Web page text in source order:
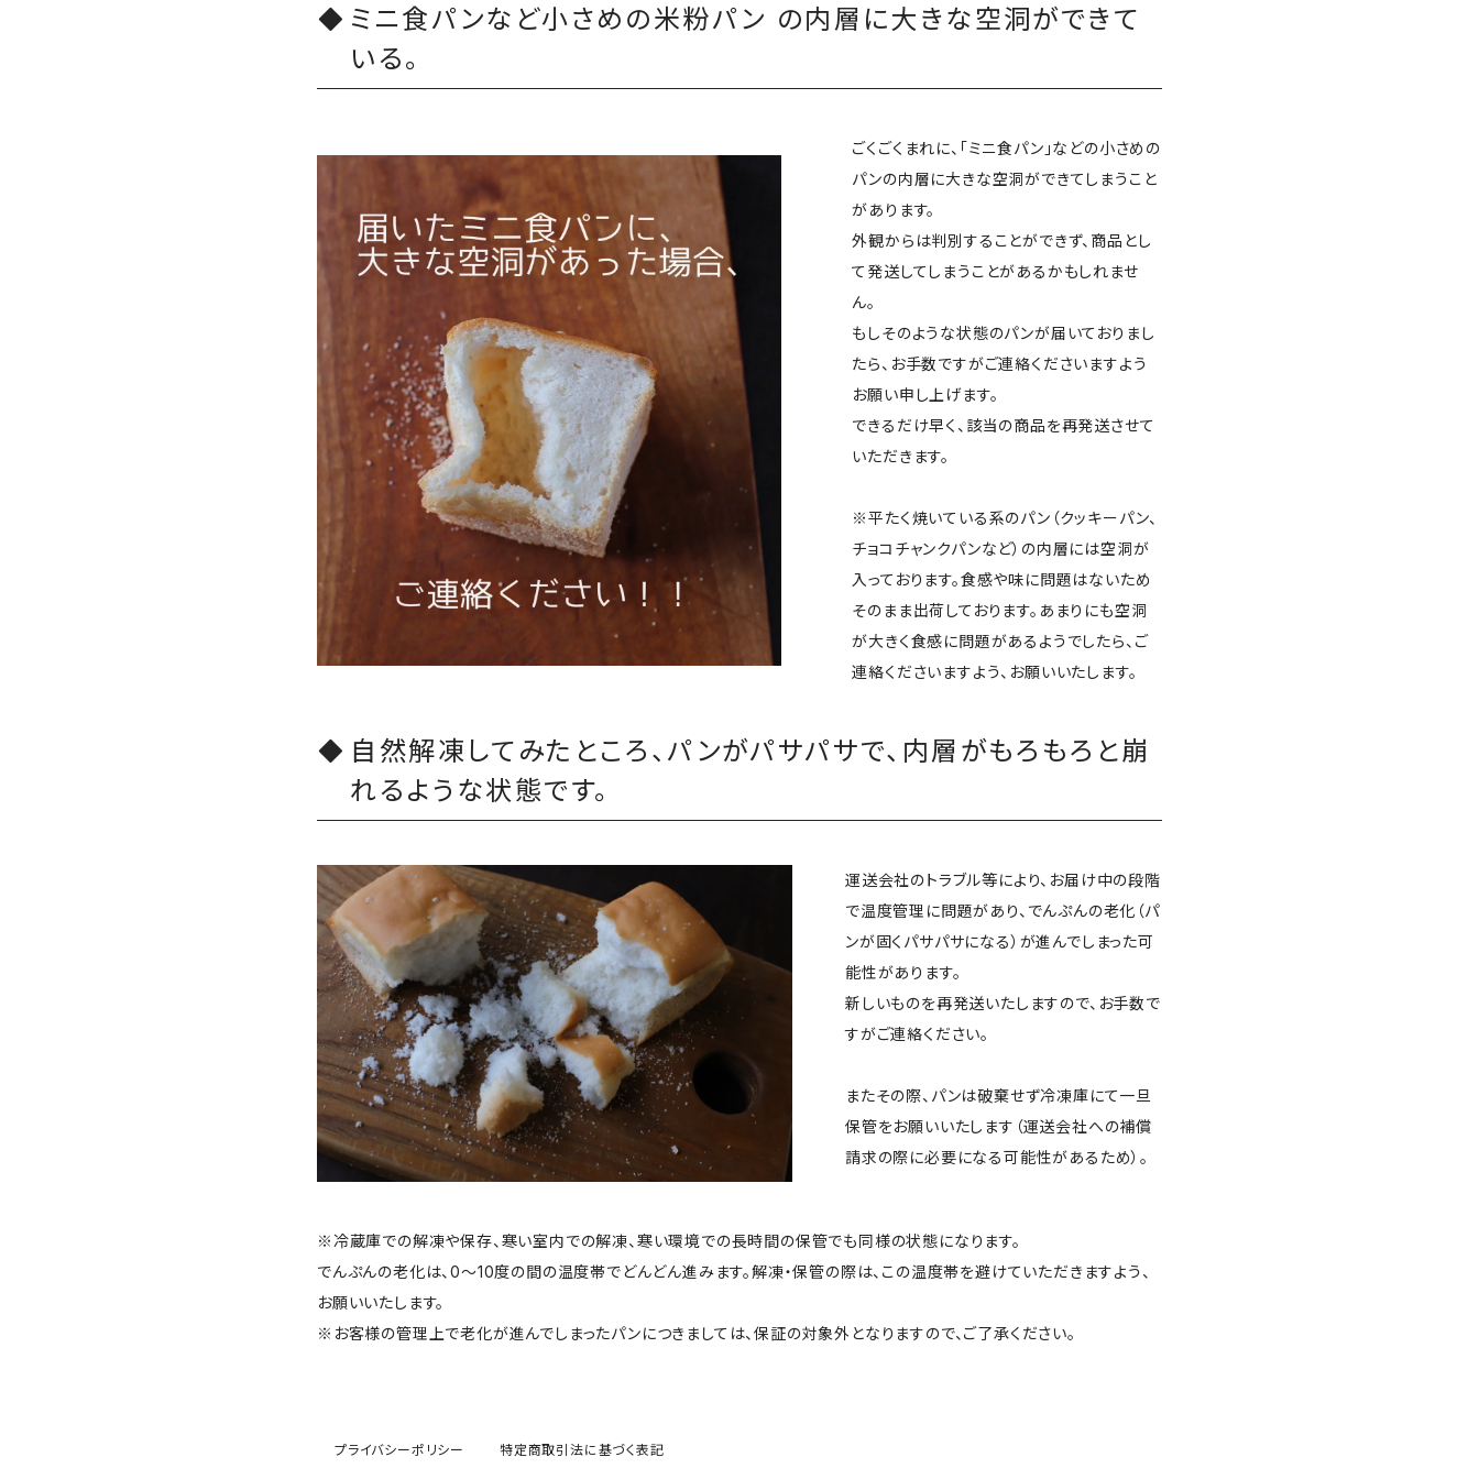
ミニ食パンなど小さめの米粉パン の内層に大きな空洞ができて
いる。
ごくごくまれに、「ミニ食パン」などの小さめの
パンの内層に大きな空洞ができてしまうこと
があります。
外観からは判別することができず、商品とし
て発送してしまうことがあるかもしれませ
ん。
もしそのような状態のパンが届いておりまし
たら、お手数ですがご連絡くださいますよう
お願い申し上げます。
できるだけ早く、該当の商品を再発送させて
いただきます。
※平たく焼いている系のパン（クッキーパン、
チョコチャンクパンなど）の内層には空洞が
入っております。食感や味に問題はないため
そのまま出荷しております。あまりにも空洞
が大きく食感に問題があるようでしたら、ご
連絡くださいますよう、お願いいたします。
自然解凍してみたところ、パンがパサパサで、内層がもろもろと崩
れるような状態です。
運送会社のトラブル等により、お届け中の段階
で温度管理に問題があり、でんぷんの老化（パ
ンが固くパサパサになる）が進んでしまった可
能性があります。
新しいものを再発送いたしますので、お手数で
すがご連絡ください。
またその際、パンは破棄せず冷凍庫にて一旦
保管をお願いいたします（運送会社への補償
請求の際に必要になる可能性があるため）。
※冷蔵庫での解凍や保存、寒い室内での解凍、寒い環境での長時間の保管でも同様の状態になります。
でんぷんの老化は、0～10度の間の温度帯でどんどん進みます。解凍・保管の際は、この温度帯を避けていただきますよう、
お願いいたします。
※お客様の管理上で老化が進んでしまったパンにつきましては、保証の対象外となりますので、ご了承ください。
プライバシーポリシー 特定商取引法に基づく表記